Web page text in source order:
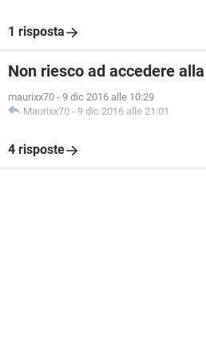
1 risposta
Non riesco ad accedere
maurixx70 - 9 dic 2016 alle 10:29
Maurixx70 - 9 dic 2016 alle 21:01
4 risposte